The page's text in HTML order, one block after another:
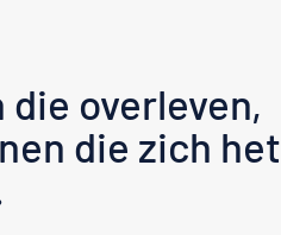
overleven,
die zich het